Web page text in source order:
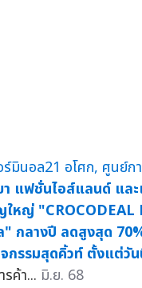
แฟชั่นไอส์แลนด์ และ
หญ่ "CROCODEAL
กลางปี ลดสูงสุด
กรรมสุดคิ้วท์ ตั้งแต่วั
ค้า... มิ.ย. 68